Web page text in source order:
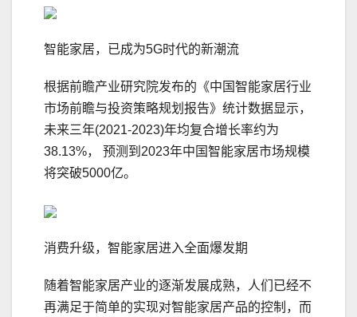
智能家居，已成为5G时代的新潮流
根据前瞻产业研究院发布的《中国智能家居行业
市场前瞻与投资策略规划报告》统计数据显示，
未来三年(2021-2023)年均复合增长率约为
38.13%， 预测到2023年中国智能家居市场规模
将突破5000亿。
消费升级，智能家居进入全面爆发期
随着智能家居产业的逐渐发展成熟，人们已经不
再满足于简单的实现对智能家居产品的控制，而